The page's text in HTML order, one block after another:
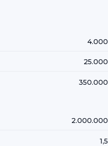
4.000
25.000
350.000
2.000.000
1,5